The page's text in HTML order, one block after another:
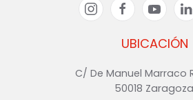
UBICACIÓN
C/ De Manuel Marraco
50018 Zaragoza